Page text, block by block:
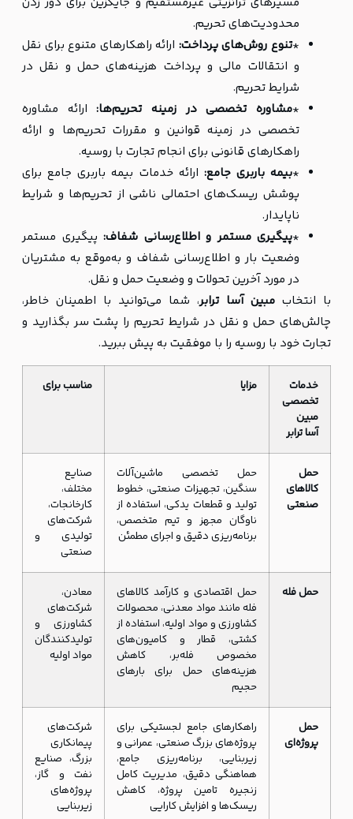
محدودیت‌های تحریم.
*تنوع روش‌های پرداخت: ارائه راهکارهای متنوع برای نقل
و انتقالات مالی و پرداخت هزینه‌های حمل و نقل در
شرایط تحریم.
*مشاوره تخصصی در زمینه تحریم‌ها:ارائه مشاوره
تخصصی در زمینه قوانین و مقررات تحریم‌ها و ارائه
راهکارهای قانونی برای انجام تجارت با روسیه.
*بیمه باربری جامع: ارائه خدمات بیمه باربری جامع برای
پوشش ریسک‌های احتمالی ناشی از تحریم‌ها و شرایط
ناپایدار.
*پیگیری مستمر و اطلاع‌رسانی شفاف: پیگیری مستمر
وضعیت بار و اطلاع‌رسانی شفاف و به‌موقع به مشتریان
در مورد آخرین تحولات و وضعیت حمل و نقل.
با انتخاب مبین آسا ترابر، شما می‌توانید با اطمینان خاطر،
چالش‌های حمل و نقل در شرایط تحریم را پشت سر بگذارید و
تجارت خود با روسیه را با موفقیت به پیش ببرید.
خدمات
تخصصی
مبین
آسا ترابر
مزایا مناسب برای
حمل
کالاهای
صنعتی
حمل تخصصی ماشین‌آلات
سنگین، تجهیزات صنعتی، خطوط
تولید و قطعات یدکی، استفاده از
ناوگان مجهز و تیم متخصص،
برنامه‌ریزی دقیق و اجرای مطمئن
صنایع
مختلف،
کارخانجات،
شرکت‌های
تولیدی و
صنعتی
حمل فله
حمل اقتصادی و کارآمد کالاهای
فله مانند مواد معدنی، محصولات
کشاورزی و مواد اولیه، استفاده از
کشتی، قطار و کامیون‌های
مخصوص فله‌بر، کاهش
هزینه‌های حمل برای بارهای
حجیم
معادن،
شرکت‌های
کشاورزی و
تولیدکنندگان
مواد اولیه
حمل
پروژه‌ای
راهکارهای جامع لجستیکی برای
پروژه‌های بزرگ صنعتی، عمرانی و
زیربنایی، برنامه‌ریزی جامع،
هماهنگی دقیق، مدیریت کامل
زنجیره تامین پروژه، کاهش
ریسک‌ها و افزایش کارایی
شرکت‌های
پیمانکاری
بزرگ، صنایع
نفت و گاز،
پروژه‌های
زیربنایی